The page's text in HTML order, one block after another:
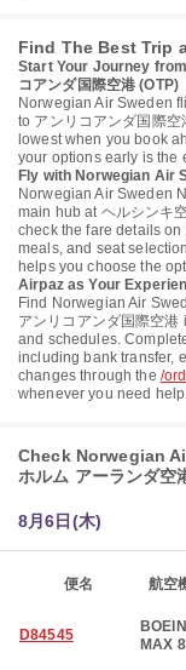
Find The Best Trip
Start Your Journey from
コアンダ国際空港 (OTP)
Norwegian Air Sweden
to アンリコアンダ国際
lowest when you book
your options early is the
Fly with Norwegian Air
Norwegian Air Sweden
main hub at ヘルシンキ
check the fare details
meals, and seat
helps you choose the
Airpaz as Your
Find Norwegian Air
アンリコアンダ国際空
and schedules.
including bank transfer,
changes through the /
whenever you need
Check Norwegian
ホルム アーランダ空
8月6日(木)
便名 航空
D84545
MAX 8